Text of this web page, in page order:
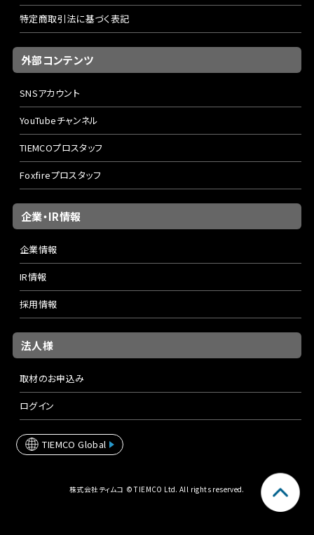
特定商取引法に基づく表記
外部コンテンツ
SNSアカウント
YouTubeチャンネル
TIEMCOプロスタッフ
Foxfireプロスタッフ
企業・IR情報
企業情報
IR情報
採用情報
法人様
取材のお申込み
ログイン
TIEMCO Global
株式会社ティムコ © TIEMCO Ltd. All rights reserved.